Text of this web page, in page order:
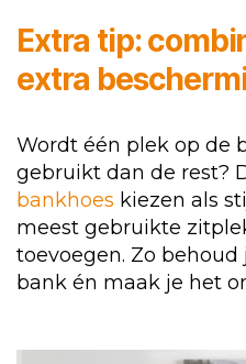
Extra tip:
extra
Wordt één plek op de
gebruikt dan de rest?
bankhoes kiezen als
meest gebruikte
toevoegen. Zo
bank én maak je het